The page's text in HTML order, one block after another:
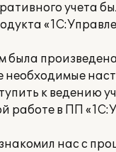
учета
необходимые
к ведению
работе в ПП
нас с